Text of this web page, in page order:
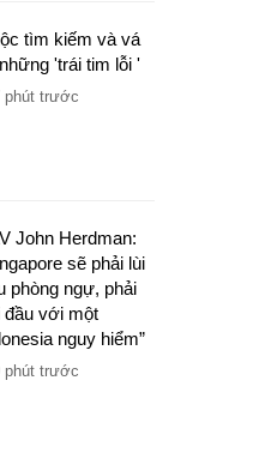
tìm kiếm và vá
'trái tim lỗi '
phút trước
John Herdman:
sẽ phải lùi
phòng ngự, phải
đầu với một
nguy hiểm”
phút trước